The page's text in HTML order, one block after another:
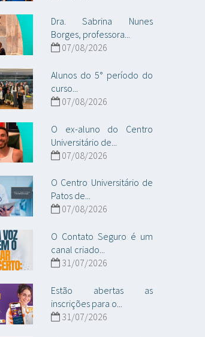
Dra. Sabrina Nunes
Borges, professora...
07/08/2026
Alunos do 5° período do
curso...
07/08/2026
O ex-aluno do Centro
Universitário de...
07/08/2026
O Centro Universitário de
Patos de...
07/08/2026
O Contato Seguro é um
canal criado...
31/07/2026
Estão abertas as
inscrições para o...
31/07/2026